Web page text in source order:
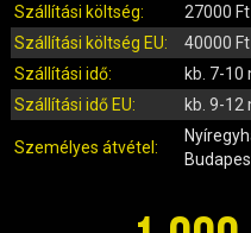
IZZÓ (ROBOGÓ, QUAD,
KARBURÁTOROK ÉS
KENŐANYAGOK,
KILÓMÉTERÓRA ÉS
Szállítási költség:
27000
Szállítási költség EU:
40000
Szállítási idő:
kb. 7-10
Szállítási idő EU:
kb. 9-12
Személyes átvétel: